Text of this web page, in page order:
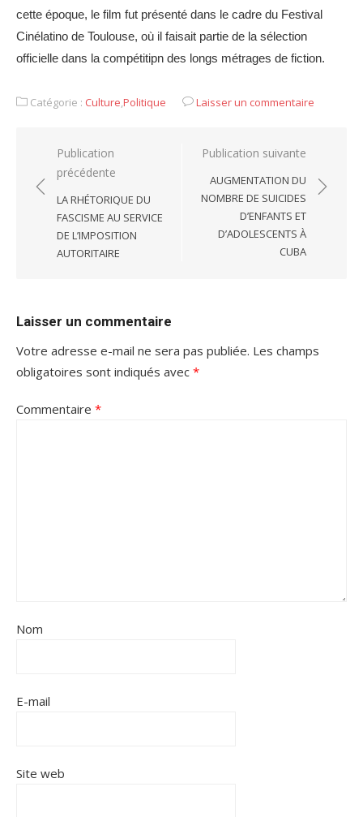
cette époque, le film fut présenté dans le cadre du Festival
Cinélatino de Toulouse, où il faisait partie de la sélection
officielle dans la compétitipn des longs métrages de fiction.
Catégorie : Culture Politique Laisser un commentaire
Navigation
de
l’article
Publication
précédente
LA RHÉTORIQUE DU
FASCISME AU SERVICE
DE L’IMPOSITION
AUTORITAIRE
Publication suivante
AUGMENTATION DU
NOMBRE DE SUICIDES
D’ENFANTS ET
D’ADOLESCENTS À
CUBA
Laisser un commentaire
Votre adresse e-mail ne sera pas publiée. Les champs
obligatoires sont indiqués avec *
Commentaire *
Nom
E-mail
Site web